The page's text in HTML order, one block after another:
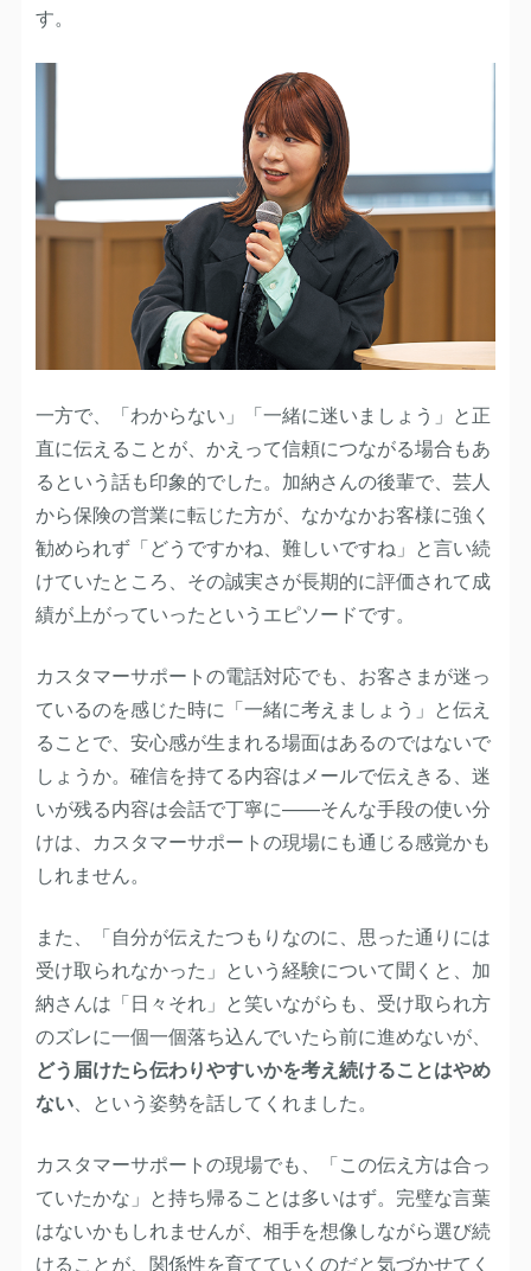
す。
一方で、「わからない」「一緒に迷いましょう」と正
直に伝えることが、かえって信頼につながる場合もあ
るという話も印象的でした。加納さんの後輩で、芸人
から保険の営業に転じた方が、なかなかお客様に強く
勧められず「どうですかね、難しいですね」と言い続
けていたところ、その誠実さが長期的に評価されて成
績が上がっていったというエピソードです。
カスタマーサポートの電話対応でも、お客さまが迷っ
ているのを感じた時に「一緒に考えましょう」と伝え
ることで、安心感が生まれる場面はあるのではないで
しょうか。確信を持てる内容はメールで伝えきる、迷
いが残る内容は会話で丁寧に——そんな手段の使い分
けは、カスタマーサポートの現場にも通じる感覚かも
しれません。
また、「自分が伝えたつもりなのに、思った通りには
受け取られなかった」という経験について聞くと、加
納さんは「日々それ」と笑いながらも、受け取られ方
のズレに一個一個落ち込んでいたら前に進めないが、
どう届けたら伝わりやすいかを考え続けることはやめ
ない、という姿勢を話してくれました。
カスタマーサポートの現場でも、「この伝え方は合っ
ていたかな」と持ち帰ることは多いはず。完璧な言葉
はないかもしれませんが、相手を想像しながら選び続
けることが、関係性を育てていくのだと気づかせてく